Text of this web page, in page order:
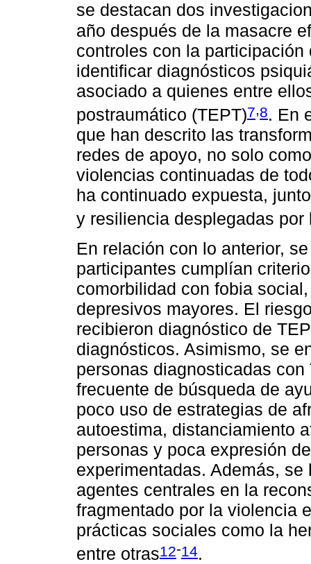
se destacan dos
año después de la masacre
controles con la
identificar diagnósticos
asociado a quienes entre
postraumático (TEPT)7,8. En
que han descrito las
redes de apoyo, no solo
violencias continuadas de
ha continuado expuesta,
y resiliencia desplegadas
En relación con lo anterior,
participantes cumplían
comorbilidad con fobia
depresivos mayores. El
recibieron diagnóstico de
diagnósticos. Asimismo, se
personas diagnosticadas
frecuente de búsqueda de
poco uso de estrategias de
autoestima, distanciamiento
personas y poca expresión
experimentadas. Además,
agentes centrales en la
fragmentado por la violencia
prácticas sociales como la
entre otras12-14.